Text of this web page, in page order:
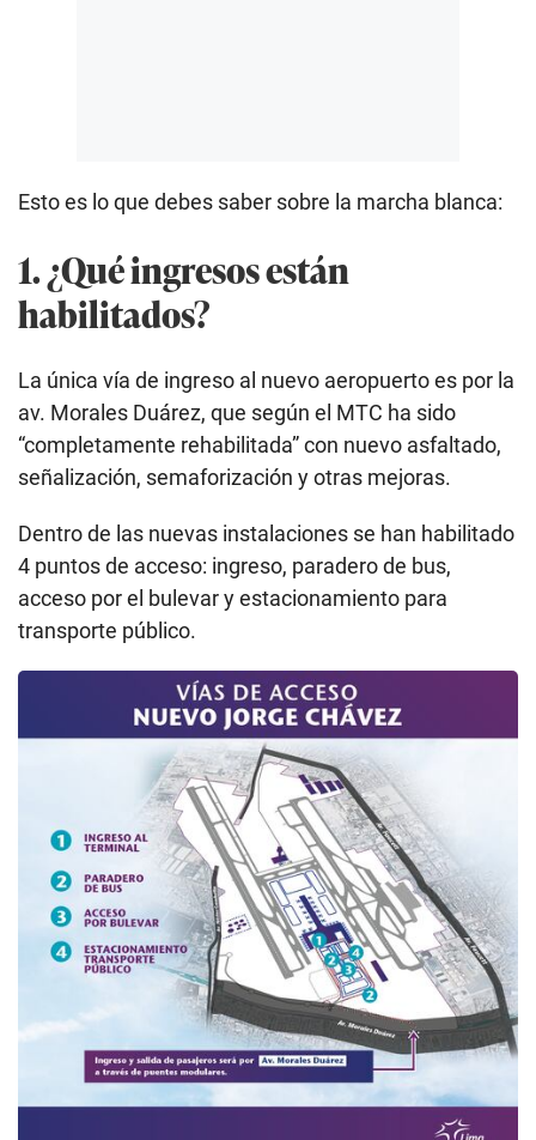
Esto es lo que debes saber sobre la marcha blanca:
1. ¿Qué ingresos están
habilitados?
La única vía de ingreso al nuevo aeropuerto es por la
av. Morales Duárez, que según el MTC ha sido
“completamente rehabilitada” con nuevo asfaltado,
señalización, semaforización y otras mejoras.
Dentro de las nuevas instalaciones se han habilitado
4 puntos de acceso: ingreso, paradero de bus,
acceso por el bulevar y estacionamiento para
transporte público.